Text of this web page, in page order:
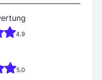
an.
4540493
salzbur
4.9
5.0